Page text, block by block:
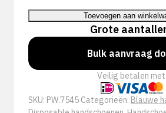
0,10/300mm
(100st)
NIEUW
aantal
Toevoegen aan
Grote
Bulk aanvraag
Veilig betalen met:
SKU: PW.7545 Categorieën: Blauwe